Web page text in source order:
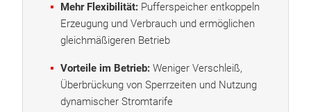
Mehr Flexibilität: Pufferspeicher entkoppeln
Erzeugung und Verbrauch und ermöglichen
gleichmäßigeren Betrieb
Vorteile im Betrieb: Weniger Verschleiß,
Überbrückung von Sperrzeiten und Nutzung
dynamischer Stromtarife